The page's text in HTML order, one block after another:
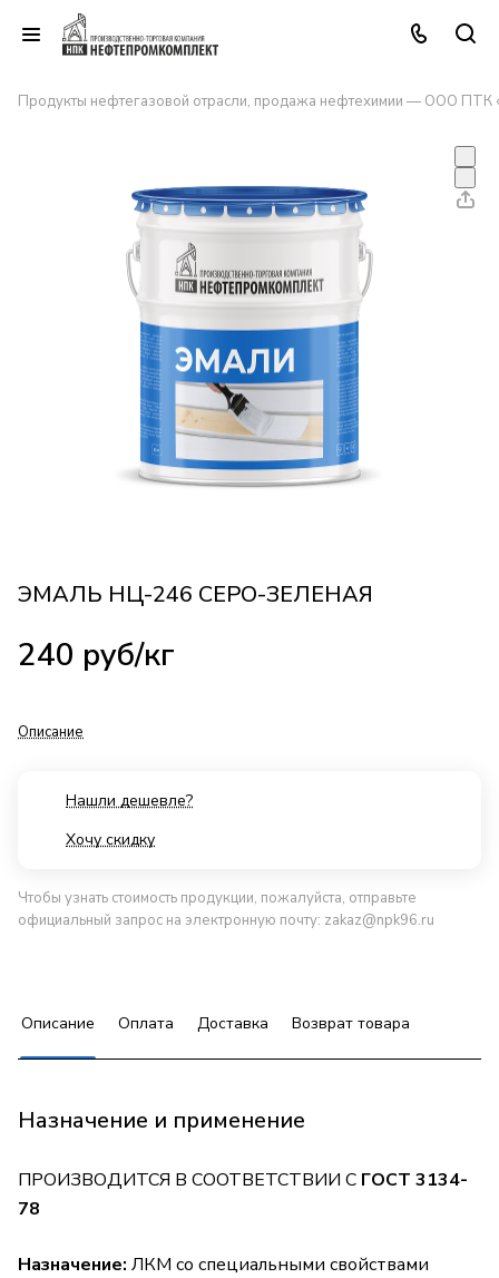
Продукты нефтегазовой отрасли, продажа нефтехимии — ООО ПТК
ЭМАЛЬ НЦ-246 СЕРО-ЗЕЛЕНАЯ
240 руб/кг
Описание
Нашли дешевле?
Хочу скидку
Чтобы узнать стоимость продукции, пожалуйста, отправьте
официальный запрос на электронную почту: zakaz@npk96.ru
Описание Оплата Доставка Возврат товара
Назначение и применение
ПРОИЗВОДИТСЯ В СООТВЕТСТВИИ С ГОСТ 3134-
78
Назначение: ЛКМ со специальными свойствами